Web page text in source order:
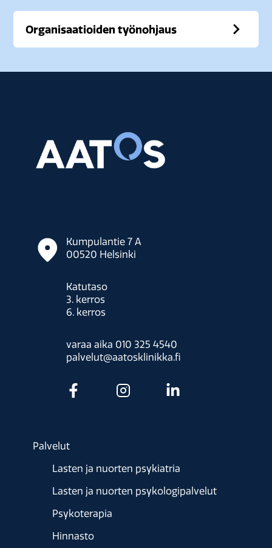
Organisaatioiden työnohjaus
Kumpulantie 7 A
00520 Helsinki
Katutaso
3. kerros
6. kerros
varaa aika 010 325 4540
palvelut@aatosklinikka.fi
Palvelut
Lasten ja nuorten psykiatria
Lasten ja nuorten psykologipalvelut
Psykoterapia
Hinnasto